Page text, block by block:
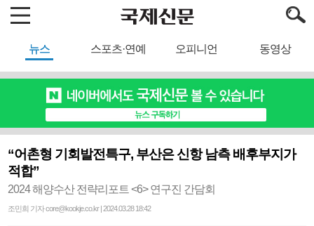
뉴스 스포츠·연예 오피니언 동영상
“어촌형 기회발전특구, 부산은 신항 남측 배후부지가
적합”
2024 해양수산 전략리포트 <6> 연구진 간담회
조민희 기자 core@kookje.co.kr | 2024.03.28 18:42